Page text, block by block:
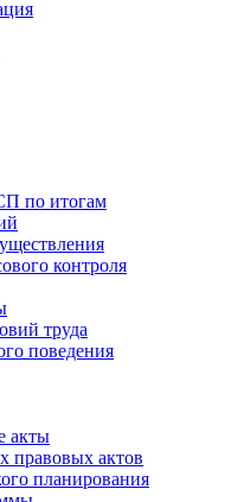
по итогам
контроля
труда
поведения
акты
правовых актов
планирования